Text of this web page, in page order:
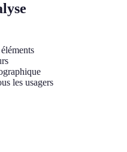
les usagers